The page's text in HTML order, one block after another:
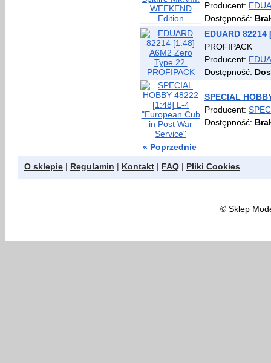
Producent:
Dostępność:
EDUARD
PROFIPACK
Producent:
Dostępność:
SPECIAL
Producent:
Dostępność:
« Poprzednie
O sklepie | Regulamin | Kontakt | FAQ | Pliki Cookies
©Sklep